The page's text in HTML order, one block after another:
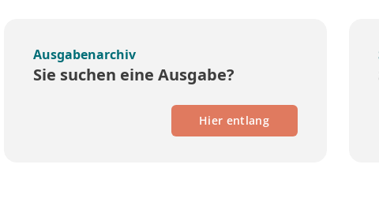
Ausgabenarchiv
Sie suchen eine Ausgabe?
Hier entlang